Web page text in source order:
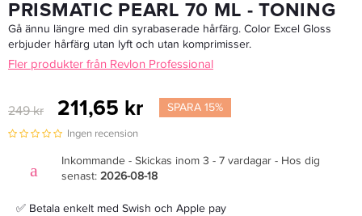
PRISMATIC PEARL 70 ML - TONING
Gå ännu längre med din syrabaserade hårfärg. Color Excel Gloss
erbjuder hårfärg utan lyft och utan komprimisser.
Fler produkter från Revlon Professional
249 kr 211,65 kr SPARA 15%
Ingen recension
Inkommande - Skickas inom 3 - 7 vardagar - Hos dig
senast: 2026-08-18
✅ Betala enkelt med Swish och Apple pay